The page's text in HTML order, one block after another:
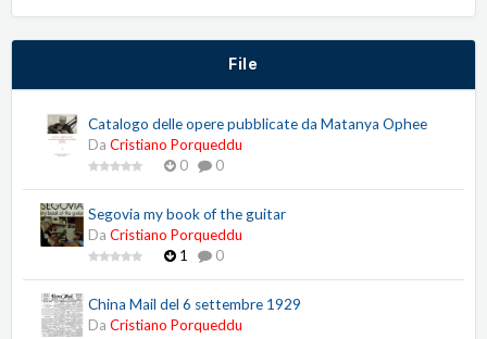
File
Catalogo delle opere pubblicate da Matanya Ophee
Da Cristiano Porqueddu
0
0
Segovia my book of the guitar
Da Cristiano Porqueddu
1
0
China Mail del 6 settembre 1929
Da Cristiano Porqueddu